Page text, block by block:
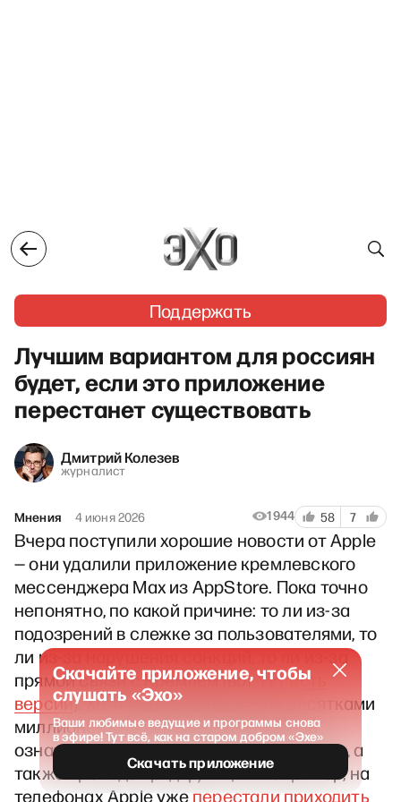
Поддержать
Лучшим вариантом для россиян
будет, если это приложение
перестанет существовать
Дмитрий Колезев
журналист
Мнения 4 июня 2026 1944 58 7
Вчера поступили хорошие новости от Apple
— они удалили приложение кремлевского
мессенджера Max из AppStore. Пока точно
непонятно, по какой причине: то ли из-за
подозрений в слежке за пользователями, то
ли из-за нарушения санкций, то ли из-за
прямой связи с Кремлем (воттут есть
версии). Хотя «Макс» уже скачан десятками
миллионов пользователей, удаление
означает, что он не сможет обновляться, а
также пропадет ряд функций: например, на
телефонах Apple ужеперестали приходить
Скачайте приложение, чтобы
слушать «Эхо»
Ваши любимые ведущие и программы снова
в эфире! Тут всё, как на старом добром «Эхе»
Скачать приложение